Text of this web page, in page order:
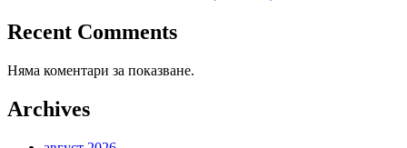
Recent Comments
Няма коментари за показване.
Archives